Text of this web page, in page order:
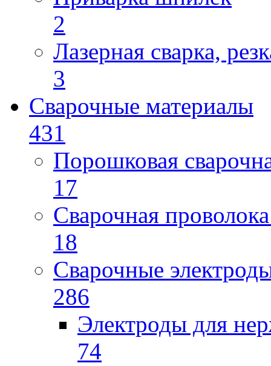
2
Лазерная сварка,
3
Сварочные материалы
431
Порошковая
17
Сварочная
18
Сварочные
286
Электроды для
74